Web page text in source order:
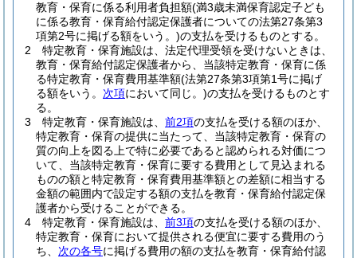
教育・保育に係る利用者負担額(満3歳未満保育認定子ども
に係る教育・保育給付認定保護者についての法第27条第3
項第2号に掲げる額をいう。)の支払を受けるものとする。
2
特定教育・保育施設は、法定代理受領を受けないときは、
教育・保育給付認定保護者から、当該特定教育・保育に係
る特定教育・保育費用基準額(法第27条第3項第1号に掲げ
る額をいう。 次項において同じ。)の支払を受けるものとす
る。
3
特定教育・保育施設は、 前2項の支払を受ける額のほか、
特定教育・保育の提供に当たって、当該特定教育・保育の
質の向上を図る上で特に必要であると認められる対価につ
いて、当該特定教育・保育に要する費用として見込まれる
ものの額と特定教育・保育費用基準額との差額に相当する
金額の範囲内で設定する額の支払を教育・保育給付認定保
護者から受けることができる。
4
特定教育・保育施設は、 前3項の支払を受ける額のほか、
特定教育・保育において提供される便宜に要する費用のう
ち、 次の各号に掲げる費用の額の支払を教育・保育給付認